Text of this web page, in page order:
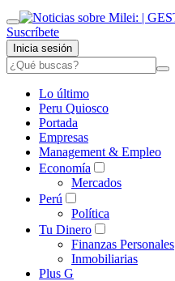
Suscríbete
Inicia sesión
Lo último
Peru Quiosco
Portada
Empresas
Management & Empleo
Economía
Mercados
Perú
Política
Tu Dinero
Finanzas Personales
Inmobiliarias
Plus G